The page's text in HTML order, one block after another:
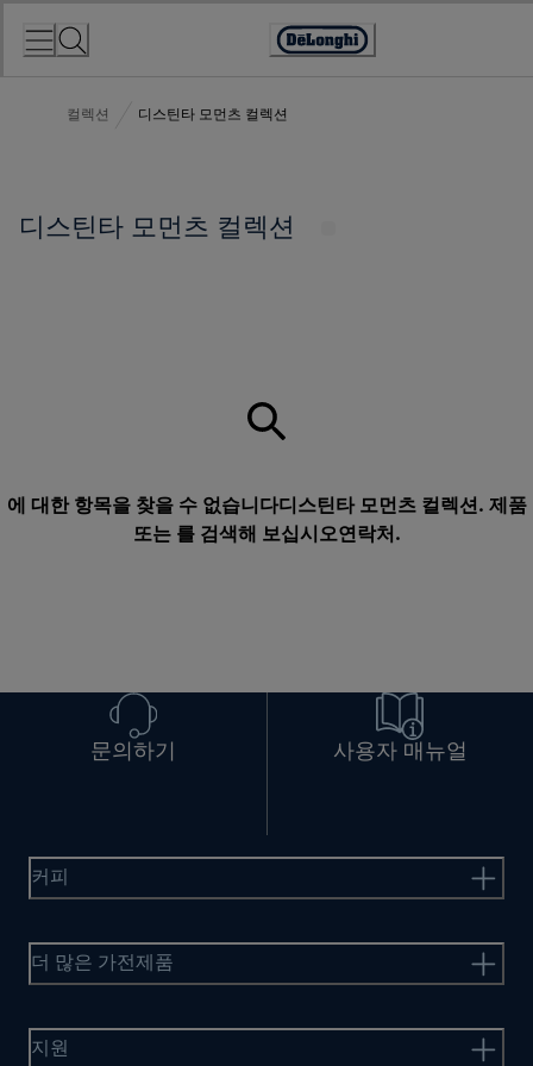
Accessibility
컬렉션 디스틴타 모먼츠 컬렉션
디스틴타 모먼츠 컬렉션
에 대한 항목을 찾을 수 없습니다디스틴타 모먼츠 컬렉션. 제품
또는 를 검색해 보십시오연락처 .
문의하기 사용자 매뉴얼
커피
더 많은 가전제품
지원